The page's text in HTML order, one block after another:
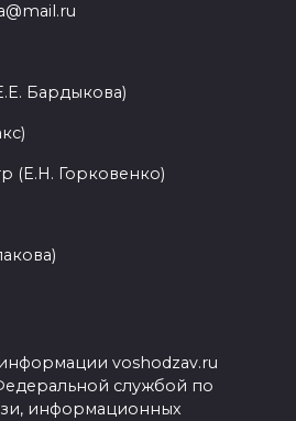
Бардыкова)
(Е.Н. Горковенко)
voshodzav.ru
службой по
информационных